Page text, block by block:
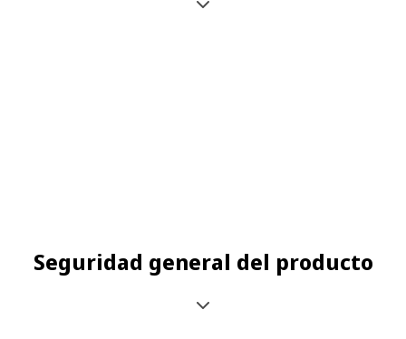
Seguridad general del producto